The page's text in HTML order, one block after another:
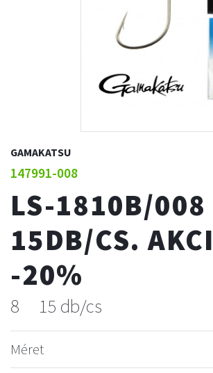
GAMAKATSU
147991-008
LS-1810B/008
15DB/CS.
-20%
8 15 db/cs
Méret